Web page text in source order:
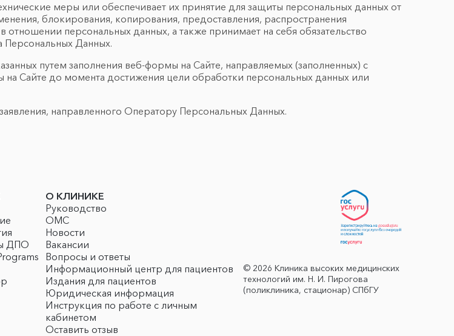
меры или обеспечивает их принятие для защиты персональных данных от
блокирования, копирования, предоставления, распространения
персональных данных, а также принимает на себя обязательство
Персональных Данных.
путем заполнения веб-формы на Сайте, направляемых (заполненных) с
Сайте до момента достижения цели обработки персональных данных или
направленного Оператору Персональных Данных.
ДПО
О КЛИНИКЕ
Руководство
ОМС
Новости
Вакансии
Вопросы и ответы
Информационный центр для пациентов
Издания для пациентов
Юридическая информация
Инструкция по работе с личным
кабинетом
Оставить отзыв
© 2026 Клиника высоких медицинских
технологий им. Н. И. Пирогова
(поликлиника, стационар) СПбГУ